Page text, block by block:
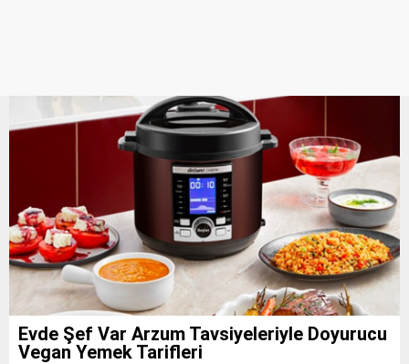
Evde Şef Var Arzum Tavsiyeleriyle Doyurucu
Vegan Yemek Tarifleri